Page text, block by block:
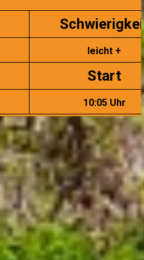
leicht +
Start
10:05 Uhr